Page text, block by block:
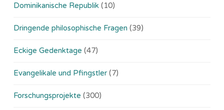
Dominikanische Republik (10)
Dringende philosophische Fragen (39)
Eckige Gedenktage (47)
Evangelikale und Pfingstler (7)
Forschungsprojekte (300)